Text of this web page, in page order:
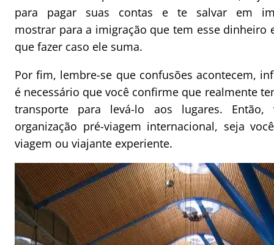
para pagar suas contas e te salvar em
mostrar para a imigração que tem esse dinheiro
que fazer caso ele suma.
Por fim, lembre-se que confusões acontecem,
é necessário que você confirme que realmente
transporte para levá-lo aos lugares.
organização pré-viagem internacional, seja
viagem ou viajante experiente.